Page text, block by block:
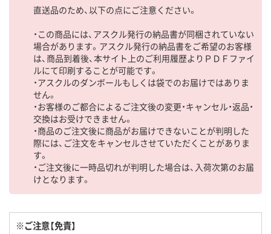
直送品のため、以下の点にご注意ください。
・この商品には、アスクル発行の納品書が同梱されていない
場合があります。アスクル発行の納品書をご希望のお客様
は、商品到着後、本サイト上のご利用履歴よりＰＤＦファイ
ルにて印刷することが可能です。
・アスクルのダンボールもしくは袋でのお届けではありま
せん。
・お客様のご都合によるご注文後の変更・キャンセル・返品・
交換はお受けできません。
・商品のご注文後に商品がお届けできないことが判明した
際には、ご注文をキャンセルさせていただくことがありま
す。
・ご注文後に一時品切れが判明した場合は、入荷次第のお届
けとなります。
※ご注意【免責】